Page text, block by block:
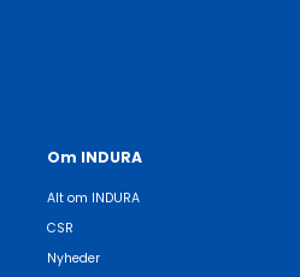
Om INDURA
Alt om INDURA
CSR
Nyheder